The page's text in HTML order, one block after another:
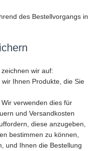
des Bestellvorgangs in
wir auf:
Ihnen Produkte, die Sie
verwenden dies für
und Versandkosten
diese anzugeben,
bestimmen zu können,
und Ihnen die Bestellung